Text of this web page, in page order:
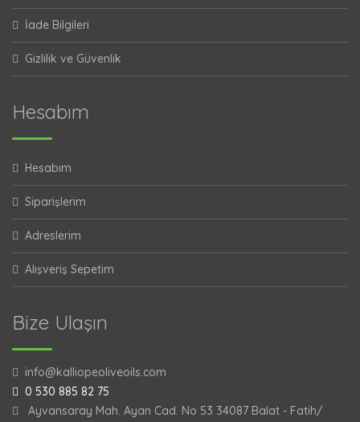
İade Bilgileri
Gizlilik ve Güvenlik
Hesabım
Hesabım
Siparişlerim
Adreslerim
Alışveriş Sepetim
Bize Ulaşın
info@kalliopeoliveoils.com
0 530 885 82 75
Ayvansaray Mah. Ayan Cad. No 53 34087 Balat - Fatih/